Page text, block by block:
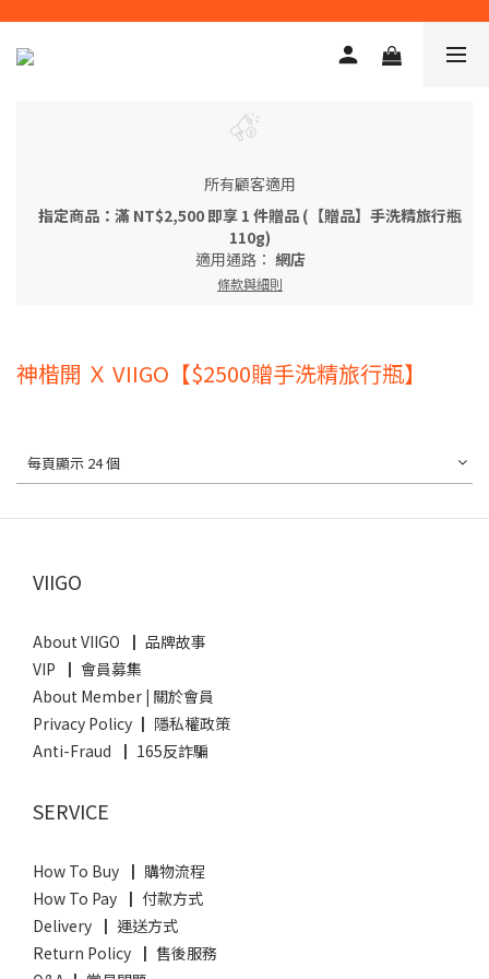
所有顧客適用
指定商品：滿 NT$2,500 即享 1 件贈品 (【贈品】手洗精旅行瓶
110g)
適用通路： 網店
條款與細則
神楷開 Ｘ VIIGO【$2500贈手洗精旅行瓶】
每頁顯示 24 個
VIIGO
About VIIGO ┃ 品牌故事
VIP ┃ 會員募集
About Member | 關於會員
Privacy Policy ┃ 隱私權政策
Anti-Fraud ┃ 165反詐騙
SERVICE
How To Buy ┃ 購物流程
How To Pay ┃ 付款方式
Delivery ┃ 運送方式
Return Policy ┃ 售後服務